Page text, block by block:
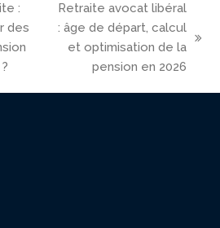
:
des
next
Retraite avocat libéral
: âge de départ, calcul
et optimisation de la
pension en 2026